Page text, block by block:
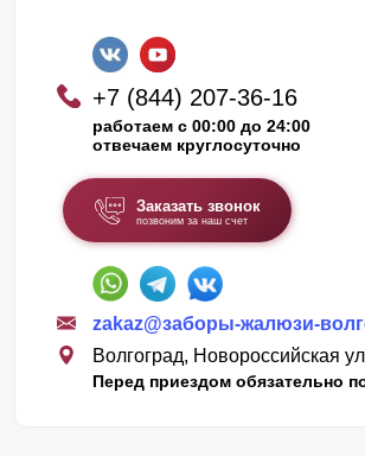
+7 (844) 207-36-16
работаем с 00:00 до 24:00
отвечаем круглосуточно
Заказать звонок
позвоним за наш счет
zakaz@заборы-жалюзи-
Волгоград, Новороссийская
Перед приездом обязательно